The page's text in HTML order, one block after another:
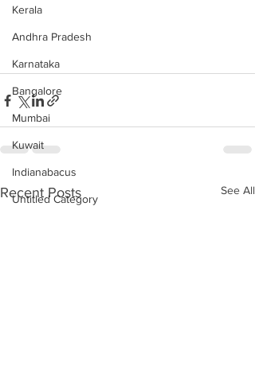
Kerala
Andhra Pradesh
Karnataka
Bangalore
Mumbai
Kuwait
Indianabacus
Untitled Category
Recent Posts See All